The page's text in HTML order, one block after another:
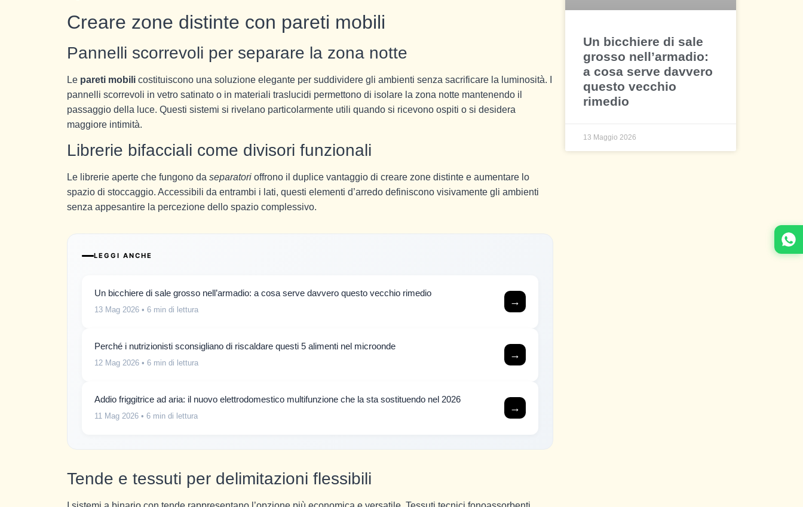
Un bicchiere di sale
grosso nell’armadio:
a cosa serve davvero
questo vecchio
rimedio
13 Maggio 2026
Creare zone distinte con pareti mobili
Pannelli scorrevoli per separare la zona notte
Le pareti mobili costituiscono una soluzione elegante per suddividere gli ambienti senza sacrificare la luminosità. I
pannelli scorrevoli in vetro satinato o in materiali traslucidi permettono di isolare la zona notte mantenendo il
passaggio della luce. Questi sistemi si rivelano particolarmente utili quando si ricevono ospiti o si desidera
maggiore intimità.
Librerie bifacciali come divisori funzionali
Le librerie aperte che fungono da separatori offrono il duplice vantaggio di creare zone distinte e aumentare lo
spazio di stoccaggio. Accessibili da entrambi i lati, questi elementi d’arredo definiscono visivamente gli ambienti
senza appesantire la percezione dello spazio complessivo.
LEGGI ANCHE
Un bicchiere di sale grosso nell’armadio: a cosa serve davvero questo vecchio rimedio
13 Mag 2026 • 6 min di lettura
→
Perché i nutrizionisti sconsigliano di riscaldare questi 5 alimenti nel microonde
12 Mag 2026 • 6 min di lettura
→
Addio friggitrice ad aria: il nuovo elettrodomestico multifunzione che la sta sostituendo nel 2026
11 Mag 2026 • 6 min di lettura
→
Tende e tessuti per delimitazioni flessibili